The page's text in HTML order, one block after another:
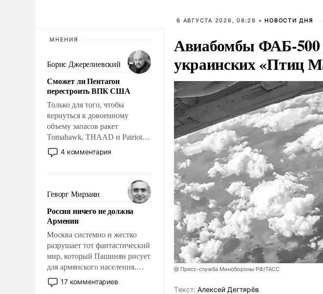
МНЕНИЯ
Борис Джерелиевский
Сможет ли Пентагон
перестроить ВПК США
Только для того, чтобы
вернуться к довоенному
объему запасов ракет
Tomahawk, THAAD и Patriot
США потребуется более трех
лет. Даже небольшая война с
Сложившаяся ситуация
означает многолетний период
уязвимости США, например,
перед Китаем.
4 комментария
Геворг Мирзаян
Россия ничего не должна
Армении
Москва системно и жестко
разрушает тот фантастический
мир, который Пашинян рисует
для армянского населения.
Мир, где политические
прожекты будут безусловно
17 комментариев
6 АВГУСТА 2026, 08:26 • НОВОСТИ ДНЯ
Авиабомбы ФАБ-500
украинских «Птиц
@ Пресс-служба Минобороны РФ/ТАСС
Tекст: Алексей Дегтярёв